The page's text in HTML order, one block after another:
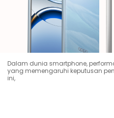
Dalam dunia smartphone,
yang memengaruhi keputusan
ini,